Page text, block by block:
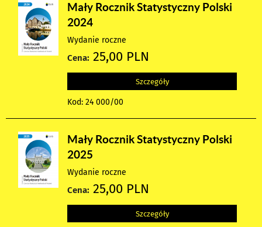
Mały Rocznik Statystyczny Polski
2024
Wydanie roczne
Cena: 25,00 PLN
Szczegóły
Kod: 24 000/00
Mały Rocznik Statystyczny Polski
2025
Wydanie roczne
Cena: 25,00 PLN
Szczegóły